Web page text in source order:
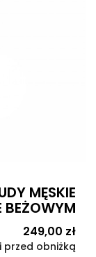
MĘSKIE
BEŻOWYM
Cena
249,00 zł
przed obniżką